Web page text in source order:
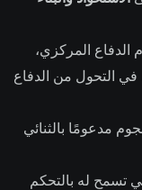
الدفاع المركزي،
في التحول من الدفاع
مدعومًا بالثنائي
(4-3-3) المرنة، التي تسمح له بالتحكم